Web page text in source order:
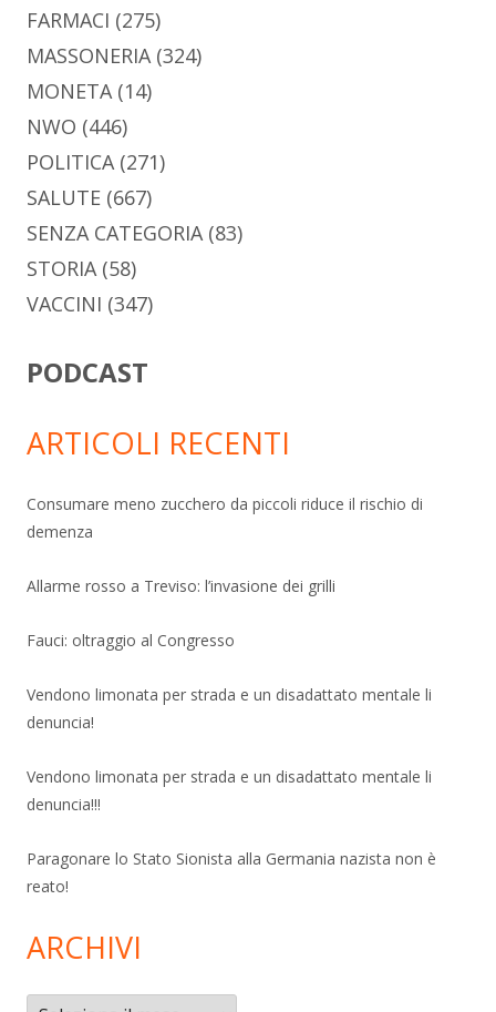
FARMACI (275)
MASSONERIA(324)
MONETA(14)
NWO (446)
POLITICA(271)
SALUTE (667)
SENZA CATEGORIA(83)
STORIA(58)
VACCINI (347)
PODCAST
ARTICOLI RECENTI
Consumare meno zucchero da piccoli riduce il rischio di
demenza
Allarme rosso a Treviso: l’invasione dei grilli
Fauci: oltraggio al Congresso
Vendono limonata per strada e un disadattato mentale li
denuncia!
Vendono limonata per strada e un disadattato mentale li
denuncia!!!
Paragonare lo Stato Sionista alla Germania nazista non è
reato!
ARCHIVI